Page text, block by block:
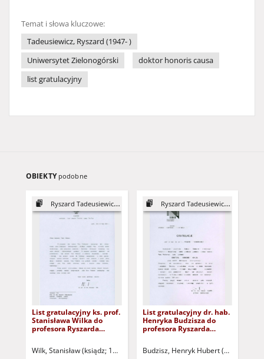
Temat i słowa kluczowe:
Tadeusiewicz, Ryszard (1947- )
Uniwersytet Zielonogórski
doktor honoris causa
list gratulacyjny
OBIEKTY podobne
Ryszard Tadeusiewicz - DHC
List gratulacyjny ks. prof.
Stanisława Wilka do
profesora Ryszarda
Wilk, Stanisław (ksiądz; 1944- )
Ryszard Tadeusiewicz - DHC
List gratulacyjny dr. hab.
Henryka Budzisza do
profesora Ryszarda
Budzisz, Henryk Hubert (1950- )